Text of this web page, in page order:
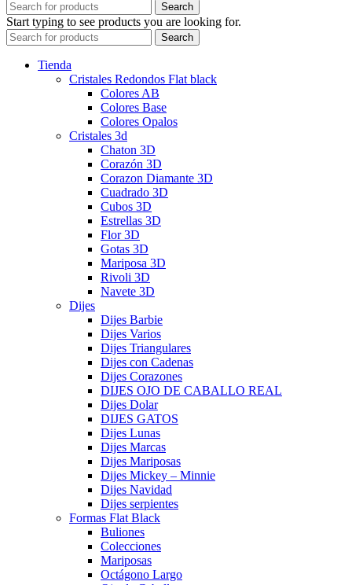
Search
Start typing to see products you are looking for.
Search
Tienda
Cristales Redondos Flat black
Colores AB
Colores Base
Colores Opalos
Cristales 3d
Chaton 3D
Corazón 3D
Corazon Diamante 3D
Cuadrado 3D
Cubos 3D
Estrellas 3D
Flor 3D
Gotas 3D
Mariposa 3D
Rivoli 3D
Navete 3D
Dijes
Dijes Barbie
Dijes Varios
Dijes Triangulares
Dijes con Cadenas
Dijes Corazones
DIJES OJO DE CABALLO REAL
Dijes Dolar
DIJES GATOS
Dijes Lunas
Dijes Marcas
Dijes Mariposas
Dijes Mickey – Minnie
Dijes Navidad
Dijes serpientes
Formas Flat Black
Buliones
Colecciones
Mariposas
Octágono Largo